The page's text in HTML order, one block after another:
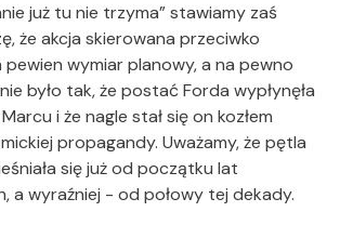
już tu nie trzyma” stawiamy zaś
że akcja skierowana przeciwko
pewien wymiar planowy, a na pewno
było tak, że postać Forda wypłynęła
i że nagle stał się on kozłem
propagandy. Uważamy, że pętla
się już od początku lat
a wyraźniej - od połowy tej dekady.